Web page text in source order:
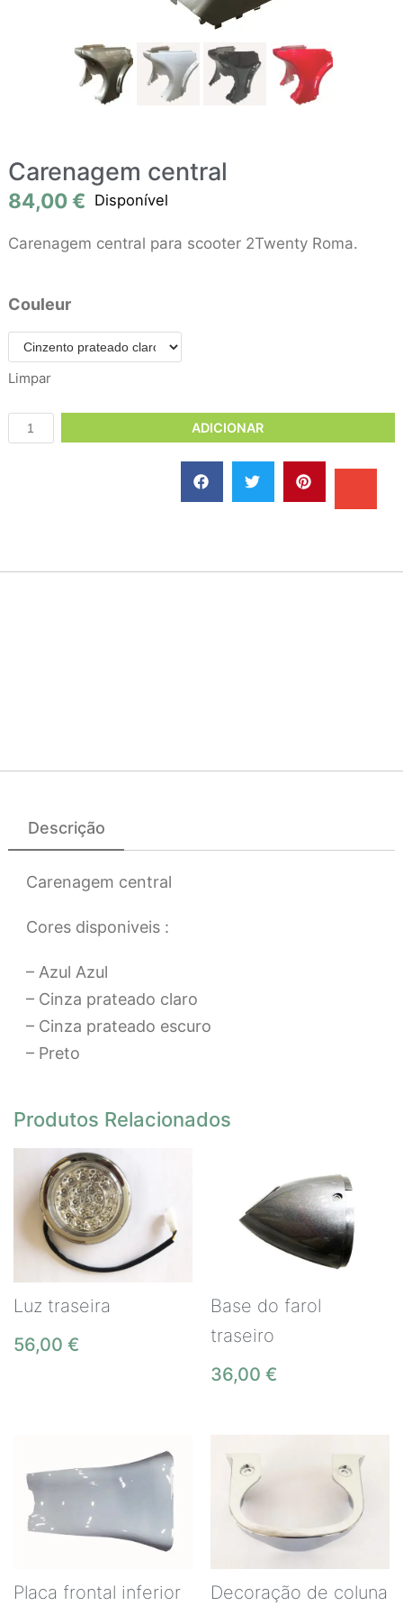
Carenagem central
84,00€ Disponível
Carenagem central para scooter 2Twenty Roma.
Couleur
Limpar
ADICIONAR
Descrição
Carenagem central
Cores disponiveis :
– Azul Azul
– Cinza prateado claro
– Cinza prateado escuro
– Preto
Produtos Relacionados
Luz traseira
56,00 €
Base do farol
traseiro
36,00 €
Placa frontal inferior
Decoração de coluna